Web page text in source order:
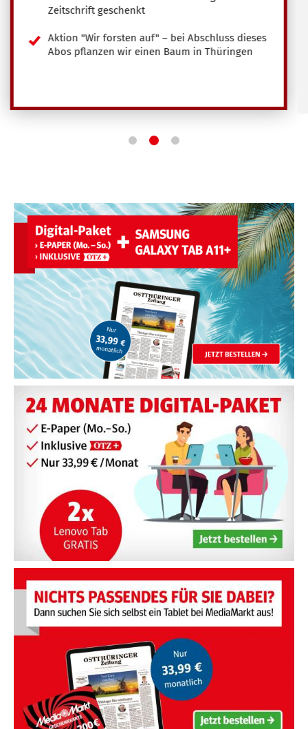
Zeitschrift geschenkt
Aktion "Wir forsten auf" – bei Abschluss dieses
Abos pflanzen wir einen Baum in Thüringen